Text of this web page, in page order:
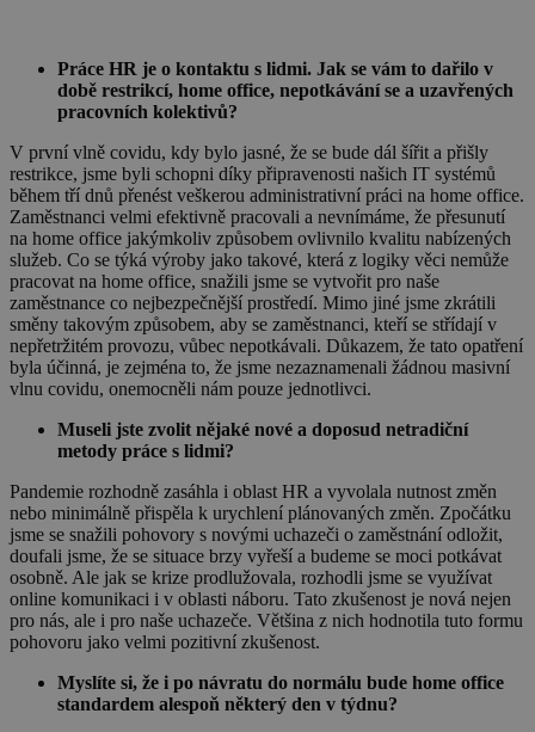
Práce HR je o kontaktu s lidmi. Jak se vám to dařilo v
době restrikcí, home office, nepotkávání se a uzavřených
pracovních kolektivů?
V první vlně covidu, kdy bylo jasné, že se bude dál šířit a přišly
restrikce, jsme byli schopni díky připravenosti našich IT systémů
během tří dnů přenést veškerou administrativní práci na home office.
Zaměstnanci velmi efektivně pracovali a nevnímáme, že přesunutí
na home office jakýmkoliv způsobem ovlivnilo kvalitu nabízených
služeb. Co se týká výroby jako takové, která z logiky věci nemůže
pracovat na home office, snažili jsme se vytvořit pro naše
zaměstnance co nejbezpečnější prostředí. Mimo jiné jsme zkrátili
směny takovým způsobem, aby se zaměstnanci, kteří se střídají v
nepřetržitém provozu, vůbec nepotkávali. Důkazem, že tato opatření
byla účinná, je zejména to, že jsme nezaznamenali žádnou masivní
vlnu covidu, onemocněli nám pouze jednotlivci.
Museli jste zvolit nějaké nové a doposud netradiční
metody práce s lidmi?
Pandemie rozhodně zasáhla i oblast HR a vyvolala nutnost změn
nebo minimálně přispěla k urychlení plánovaných změn. Zpočátku
jsme se snažili pohovory s novými uchazeči o zaměstnání odložit,
doufali jsme, že se situace brzy vyřeší a budeme se moci potkávat
osobně. Ale jak se krize prodlužovala, rozhodli jsme se využívat
online komunikaci i v oblasti náboru. Tato zkušenost je nová nejen
pro nás, ale i pro naše uchazeče. Většina z nich hodnotila tuto formu
pohovoru jako velmi pozitivní zkušenost.
Myslíte si, že i po návratu do normálu bude home office
standardem alespoň některý den v týdnu?